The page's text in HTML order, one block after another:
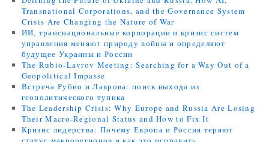
Transnational Corporations, and the Governance System
Crisis Are Changing the Nature of War
ИИ, транснациональные корпорации и кризис систем
управления меняют природу войны и определяют
будущее Украины и России
The Rubio-Lavrov Meeting: Searching for a Way Out of a
Geopolitical Impasse
Встреча Рубио и Лаврова: поиск выхода из
геополитического тупика
The Leadership Crisis: Why Europe and Russia Are Losing
Their Macro-Regional Status and How to Fix It
Кризис лидерства: Почему Европа и Россия теряют